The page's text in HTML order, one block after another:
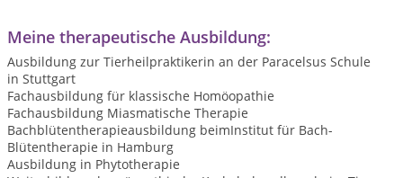
Meine therapeutische Ausbildung:
Ausbildung zur Tierheilpraktikerin an der Paracelsus Schule
in Stuttgart
Fachausbildung für klassische Homöopathie
Fachausbildung Miasmatische Therapie
Bachblütentherapieausbildung beimInstitut für Bach-
Blütentherapie in Hamburg
Ausbildung in Phytotherapie